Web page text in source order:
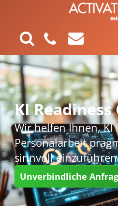
KI Readiness
Wir helfen Ihnen, KI
Personalarbeit
sinnvoll
Unverbindliche